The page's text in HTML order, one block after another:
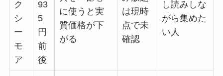
ク
シ
ー
モ
ア
93
5
円
前
後
に使うと実
質価格が下
がる
は現時
点で未
確認
し読みしな
がら集めた
い人